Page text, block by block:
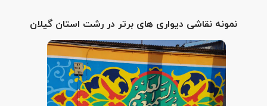
نمونه نقاشی دیواری های برتر در رشت استان گیلان